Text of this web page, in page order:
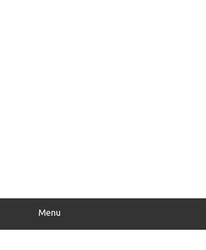
Menu